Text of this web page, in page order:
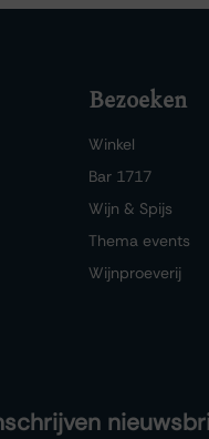
Bezoeken
Winkel
Bar 1717
Wijn & Spijs
Thema events
Wijnproeverij